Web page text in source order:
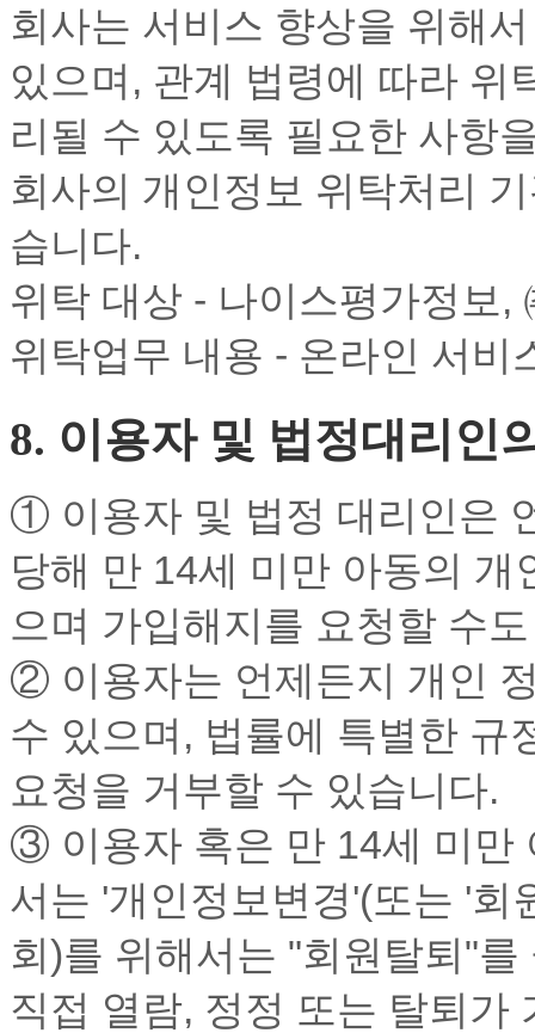
회사는 서비스 향상을 위해
있으며, 관계 법령에 따라 위
리될 수 있도록 필요한 사항
회사의 개인정보 위탁처리
습니다.
위탁 대상 - 나이스평가정보,
위탁업무 내용 - 온라인 서비
8. 이용자 및 법정대리인
① 이용자 및 법정 대리인은
당해 만 14세 미만 아동의
으며 가입해지를 요청할 수
② 이용자는 언제든지 개인
수 있으며, 법률에 특별한 규
요청을 거부할 수 있습니다.
③ 이용자 혹은 만 14세 미만
서는 '개인정보변경'(또는 '회
회)를 위해서는 "회원탈퇴"
직접 열람, 정정 또는 탈퇴가